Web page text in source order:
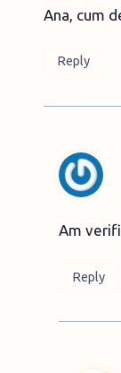
Ana, cum
Reply
Am
Reply